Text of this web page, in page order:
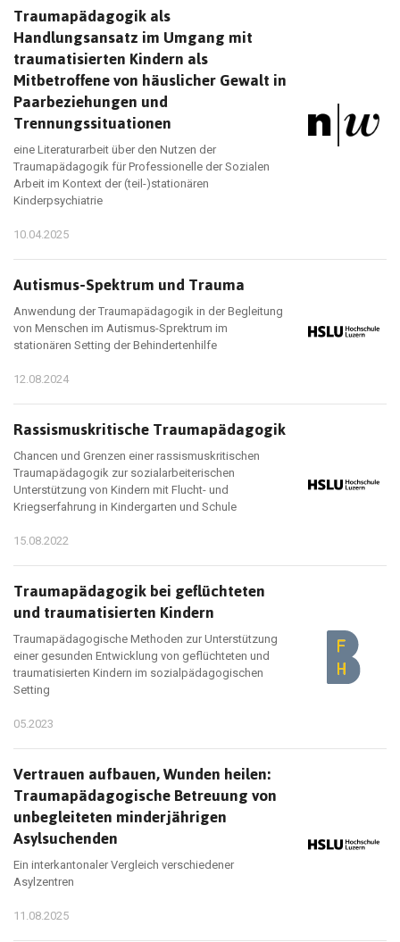
Traumapädagogik als
Handlungsansatz im Umgang mit
traumatisierten Kindern als
Mitbetroffene von häuslicher Gewalt in
Paarbeziehungen und
Trennungssituationen
eine Literaturarbeit über den Nutzen der
Traumapädagogik für Professionelle der Sozialen
Arbeit im Kontext der (teil-)stationären
Kinderpsychiatrie
10.04.2025
Autismus-Spektrum und Trauma
Anwendung der Traumapädagogik in der Begleitung
von Menschen im Autismus-Sprektrum im
stationären Setting der Behindertenhilfe
12.08.2024
Rassismuskritische Traumapädagogik
Chancen und Grenzen einer rassismuskritischen
Traumapädagogik zur sozialarbeiterischen
Unterstützung von Kindern mit Flucht- und
Kriegserfahrung in Kindergarten und Schule
15.08.2022
Traumapädagogik bei geflüchteten
und traumatisierten Kindern
Traumapädagogische Methoden zur Unterstützung
einer gesunden Entwicklung von geflüchteten und
traumatisierten Kindern im sozialpädagogischen
Setting
05.2023
Vertrauen aufbauen, Wunden heilen:
Traumapädagogische Betreuung von
unbegleiteten minderjährigen
Asylsuchenden
Ein interkantonaler Vergleich verschiedener
Asylzentren
11.08.2025